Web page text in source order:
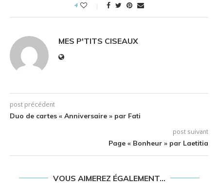
4
MES P'TITS CISEAUX
post précédent
Duo de cartes « Anniversaire » par Fati
post suivant
Page « Bonheur » par Laetitia
VOUS AIMEREZ ÉGALEMENT...